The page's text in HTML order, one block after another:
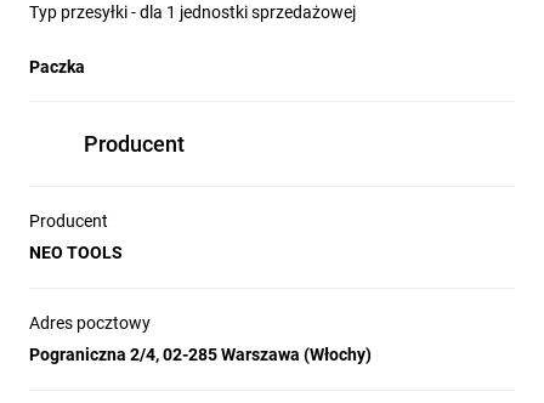
Typ przesyłki - dla 1 jednostki sprzedażowej
Paczka
Producent
Producent
NEO TOOLS
Adres pocztowy
Pograniczna 2/4, 02-285 Warszawa (Włochy)